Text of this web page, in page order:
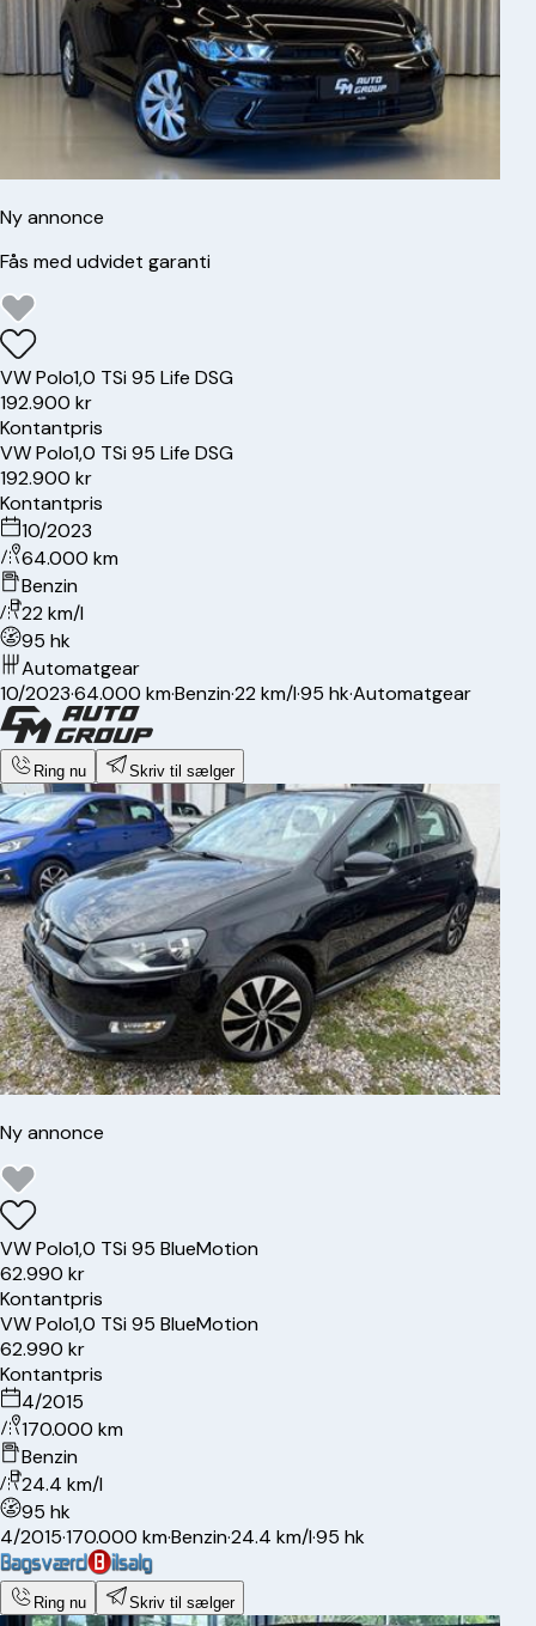
Ny annonce
Fås med udvidet garanti
VWPolo1,0 TSi 95 Life DSG
192.900 kr
Kontantpris
VWPolo1,0 TSi 95 Life DSG
192.900 kr
Kontantpris
10/2023
64.000 km
Benzin
22 km/l
95 hk
Automatgear
10/2023·64.000 km·Benzin·22 km/l·95 hk·Automatgear
Ring nu Skriv til sælger
Ny annonce
VWPolo1,0 TSi 95 BlueMotion
62.990 kr
Kontantpris
VWPolo1,0 TSi 95 BlueMotion
62.990 kr
Kontantpris
4/2015
170.000 km
Benzin
24.4 km/l
95 hk
4/2015·170.000 km·Benzin·24.4 km/l·95 hk
Ring nu Skriv til sælger